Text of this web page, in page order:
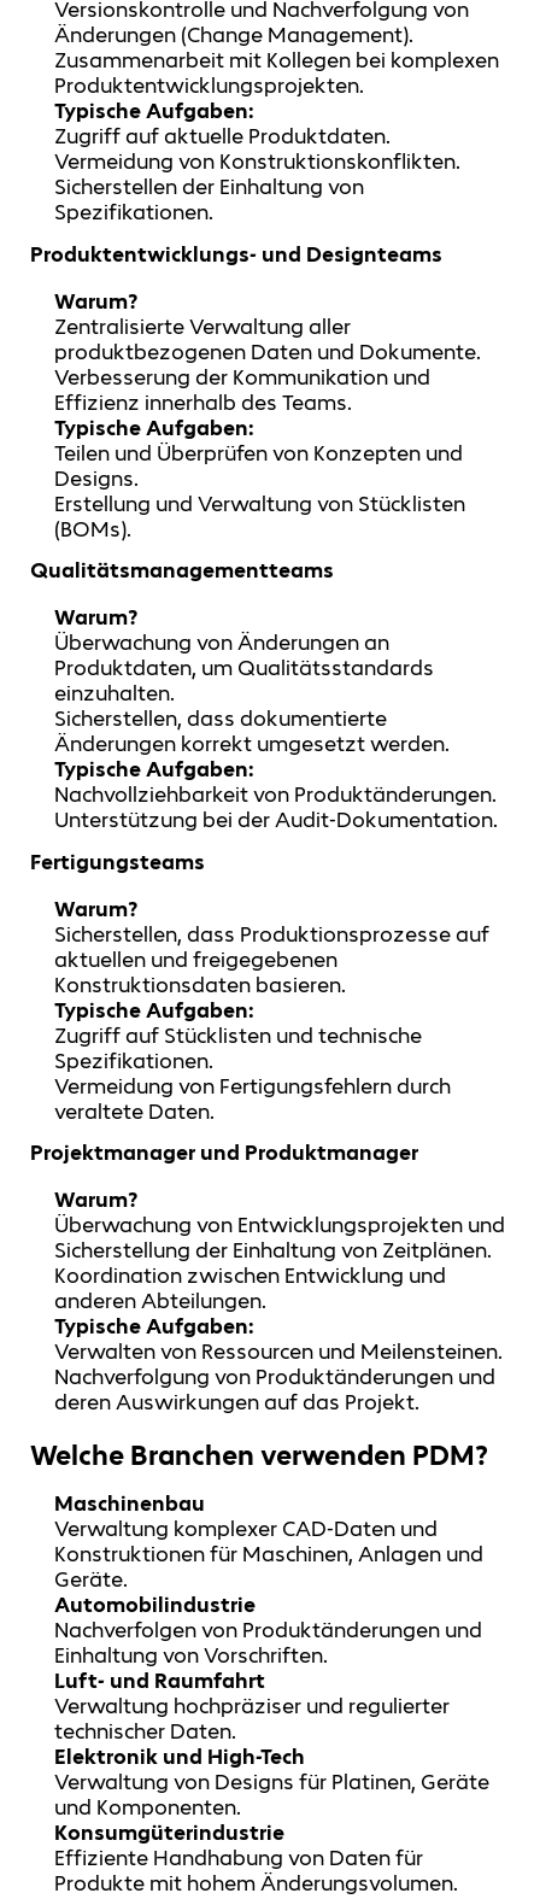
Versionskontrolle und Nachverfolgung von
Änderungen (Change Management).
Zusammenarbeit mit Kollegen bei komplexen
Produktentwicklungsprojekten.
Typische Aufgaben:
Zugriff auf aktuelle Produktdaten.
Vermeidung von Konstruktionskonflikten.
Sicherstellen der Einhaltung von
Spezifikationen.
Produktentwicklungs- und Designteams
Warum?
Zentralisierte Verwaltung aller
produktbezogenen Daten und Dokumente.
Verbesserung der Kommunikation und
Effizienz innerhalb des Teams.
Typische Aufgaben:
Teilen und Überprüfen von Konzepten und
Designs.
Erstellung und Verwaltung von Stücklisten
(BOMs).
Qualitätsmanagementteams
Warum?
Überwachung von Änderungen an
Produktdaten, um Qualitätsstandards
einzuhalten.
Sicherstellen, dass dokumentierte
Änderungen korrekt umgesetzt werden.
Typische Aufgaben:
Nachvollziehbarkeit von Produktänderungen.
Unterstützung bei der Audit-Dokumentation.
Fertigungsteams
Warum?
Sicherstellen, dass Produktionsprozesse auf
aktuellen und freigegebenen
Konstruktionsdaten basieren.
Typische Aufgaben:
Zugriff auf Stücklisten und technische
Spezifikationen.
Vermeidung von Fertigungsfehlern durch
veraltete Daten.
Projektmanager und Produktmanager
Warum?
Überwachung von Entwicklungsprojekten und
Sicherstellung der Einhaltung von Zeitplänen.
Koordination zwischen Entwicklung und
anderen Abteilungen.
Typische Aufgaben:
Verwalten von Ressourcen und Meilensteinen.
Nachverfolgung von Produktänderungen und
deren Auswirkungen auf das Projekt.
Welche Branchen verwenden PDM?
Maschinenbau
Verwaltung komplexer CAD-Daten und
Konstruktionen für Maschinen, Anlagen und
Geräte.
Automobilindustrie
Nachverfolgen von Produktänderungen und
Einhaltung von Vorschriften.
Luft- und Raumfahrt
Verwaltung hochpräziser und regulierter
technischer Daten.
Elektronik und High-Tech
Verwaltung von Designs für Platinen, Geräte
und Komponenten.
Konsumgüterindustrie
Effiziente Handhabung von Daten für
Produkte mit hohem Änderungsvolumen.